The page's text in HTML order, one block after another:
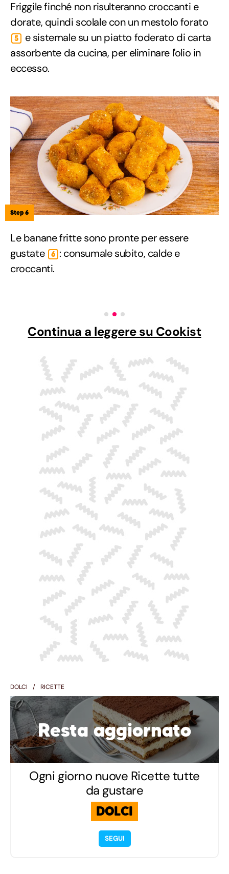
Friggile finché non risulteranno croccanti e
dorate, quindi scolale con un mestolo forato
5
e sistemale su un piatto foderato di carta
assorbente da cucina, per eliminare l'olio in
eccesso.
Step 6
Le banane fritte sono pronte per essere
gustate
6 : consumale subito, calde e
croccanti.
Continua a leggere su Cookist
DOLCI RICETTE
Resta aggiornato
Ogni giorno nuove Ricette tutte
da gustare
DOLCI
SEGUI